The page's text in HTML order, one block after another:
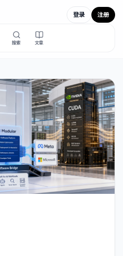
搜索 文章
登录 注册